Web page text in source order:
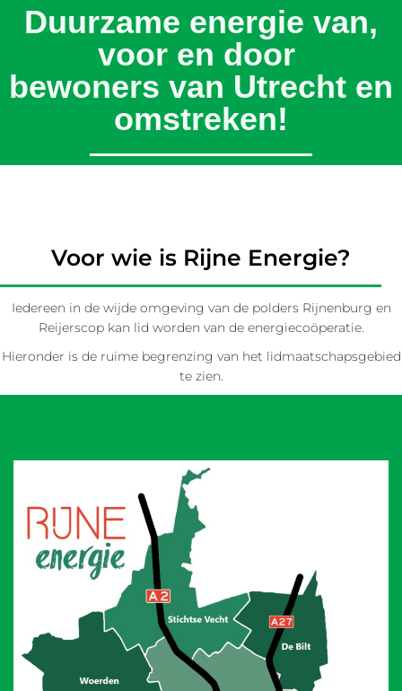
Duurzame energie van,
voor en door
bewoners van Utrecht en
omstreken!
Voor wie is Rijne Energie?
Iedereen in de wijde omgeving van de polders Rijnenburg en
Reijerscop kan lid worden van de energiecoöperatie.
Hieronder is de ruime begrenzing van het lidmaatschapsgebied
te zien.